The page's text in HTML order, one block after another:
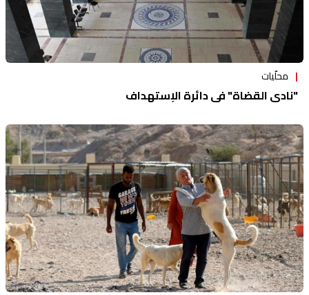
محلّيات
"نادي القضاة" في دائرة الإستهداف